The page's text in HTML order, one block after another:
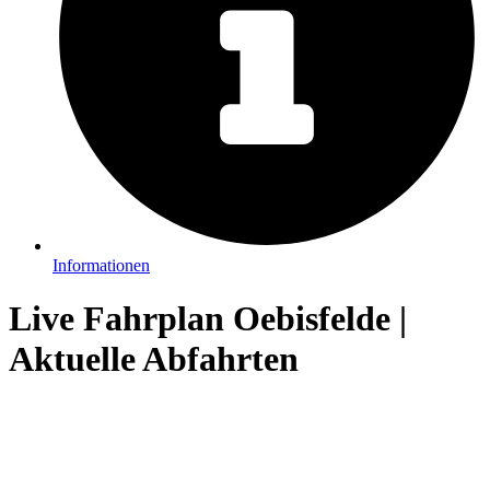
Informationen
Live Fahrplan Oebisfelde |
Aktuelle Abfahrten